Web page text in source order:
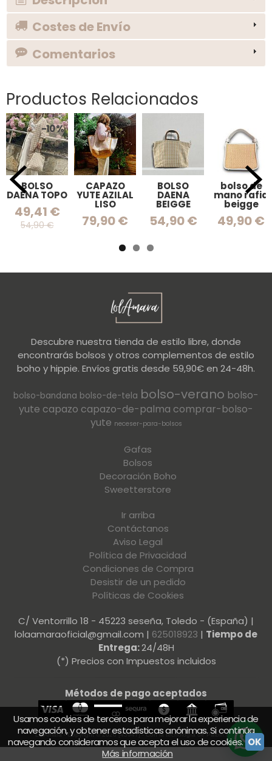
Costes de Envío
Comentarios
Productos Relacionados
-10 %
BOLSO
DAENA TOPO
49,41 €
54,90 €
CAPAZO
YUTE AZILAL
LISO
79,90 €
BOLSO
DAENA
BEIGGE
54,90 €
bolso de
mano rafia
beigge
49,90 €
Descubre nuestra tienda de estilo libre, donde
encontrarás bolsos y otros complementos de estilo
boho y hippie. Envíos gratis desde 59,90€ en 24-48h.
bolso-bandana bolso-de-tela bolso-verano bolso-
yute capazo capazo-de-palma comprar-bolso-
yute neceser-para-bolsos
Gafas
Bolsos
Decoración Boho
Sweetterstore
Ir arriba
Contáctanos
Aviso Legal
Política de Privacidad
Condiciones de Compra
Desistir de un pedido
Políticas de Cookies
C/ Ventorrillo 18 - 45223 seseña, Toledo - (España) |
lolaamaraoficial@gmail.com | 625018923 | Tiempo de
Entrega:24/48H
(*) Precios con Impuestos incluidos
Métodos de pago aceptados
LolAmara- Copyright © 2026 [43947] - Con la tecnología de Palbin.com
Usamos cookies de terceros para mejorar la experiencia de
navegación, y obtener estadísticas anónimas. Si continúa
navegando consideramos que acepta el uso de cookies. OK
Más información